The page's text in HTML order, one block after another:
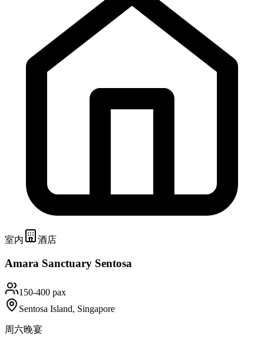
室内 酒店
Amara Sanctuary Sentosa
150-400 pax
Sentosa Island, Singapore
周六晚宴